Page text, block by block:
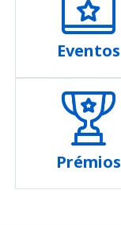
Eventos
Prémios